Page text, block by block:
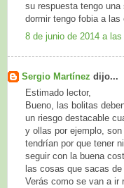
su respuesta tengo
dormir tengo fobia a las
8 de junio de 2014 a las
Sergio Martínez dijo...
Estimado lector,
Bueno, las bolitas
un riesgo destacable
y ollas por ejemplo,
tendrían por que tener
seguir con la buena
las cosas que sacas
Verás como se van a ir